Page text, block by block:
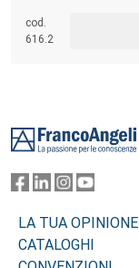
cod.
616.2
LA TUA OPINIONE
CATALOGHI